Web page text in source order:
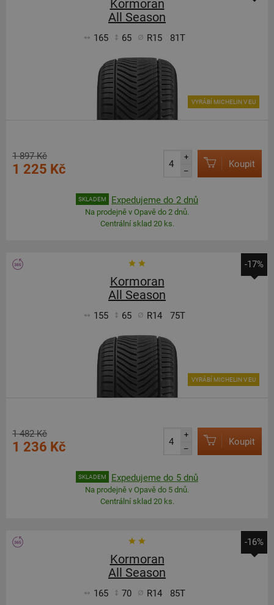
Kormoran
All Season
165 65 R15 81T
VYRÁBÍ MICHELIN V EU
1 897 Kč
1 225 Kč
+
–
Koupit
SKLADEM Expedujeme do 2 dnů
Na prodejně v Opavě do 2 dnů.
Centrální sklad 20 ks.
-17%
Kormoran
All Season
155 65 R14 75T
VYRÁBÍ MICHELIN V EU
1 482 Kč
1 236 Kč
+
–
Koupit
SKLADEM Expedujeme do 5 dnů
Na prodejně v Opavě do 5 dnů.
Centrální sklad 20 ks.
-16%
Kormoran
All Season
165 70 R14 85T